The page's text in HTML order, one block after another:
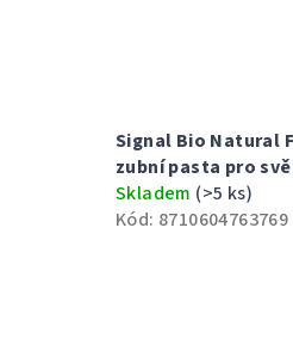
Signal Bio Natural
zubní pasta pro
Skladem (>5 ks)
Kód: 8710604763769